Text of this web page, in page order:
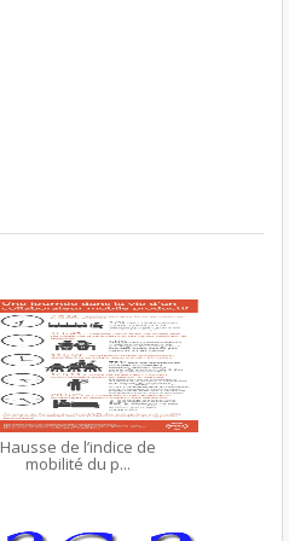
Hausse de l’indice de
mobilité du p...